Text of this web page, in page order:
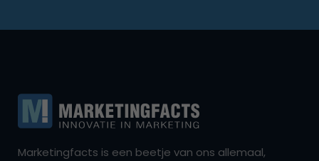
Marketingfacts is een beetje van ons allemaal,